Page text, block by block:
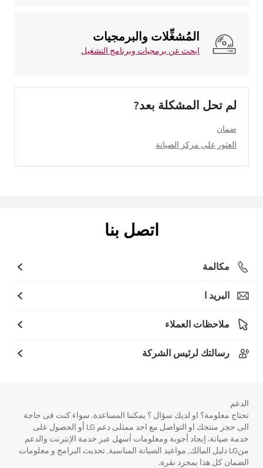
المُشغِّلات والبرمجيات
ابحث عن برمجيات وبرنامج التشغيل
لم تحل المشكلة بعد?
ضمان
العثور على مركز الصيانة
اتصل بنا
مكالمة
البريد ا
ملاحظات العملاء
رسالتك لرئيس الشركة
الدعم
تحتاج معلومة؟ او لديك سؤال ؟ يمكننا المساعدة. سواء كنت فى حاجة
الى حجز منتجك او التواصل مع احد ممثلى دعم LG أو الحصول على
خدمة صيانة. إيجاد أجوبة ومعلومات أسهل عبر خدمة الإنترنت والدعم
منLG دليل المالك, مواعيد الصيانة المناسبة, تحديث البرامج و معلومات
الضمان كل هذا بمجرد نقرة.